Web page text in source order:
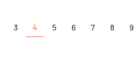
3 4 5 6 7 8 9